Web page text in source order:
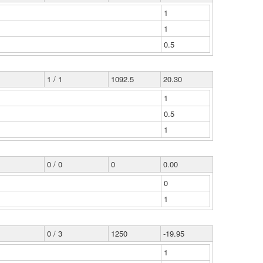
1
1
0.5
1 / 1 1092.5
20.30
1
0.5
1
0 / 0 0
0.00
0
1
0 / 3 1250
-19.95
1